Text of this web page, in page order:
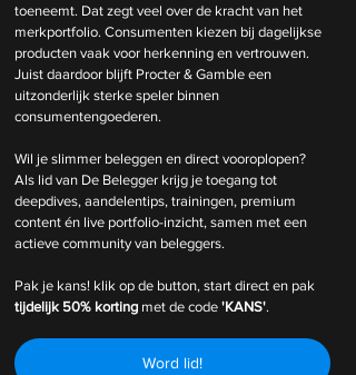
toeneemt. Dat zegt veel over de kracht van het
merkportfolio. Consumenten kiezen bij dagelijkse
producten vaak voor herkenning en vertrouwen.
Juist daardoor blijft Procter & Gamble een
uitzonderlijk sterke speler binnen
consumentengoederen.
Wil je slimmer beleggen en direct vooroplopen?
Als lid van De Belegger krijg je toegang tot
deepdives, aandelentips, trainingen, premium
content én live portfolio-inzicht, samen met een
actieve community van beleggers.
Pak je kans! klik op de button, start direct en pak
tijdelijk 50% korting met de code 'KANS'.
Word lid!